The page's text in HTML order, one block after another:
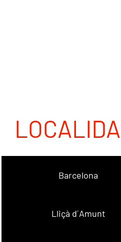
Barcelona
Lliçà d´Amunt